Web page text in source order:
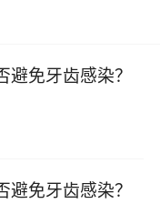
避免牙齿感染？
避免牙齿感染？